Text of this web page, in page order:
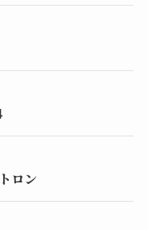
ロン